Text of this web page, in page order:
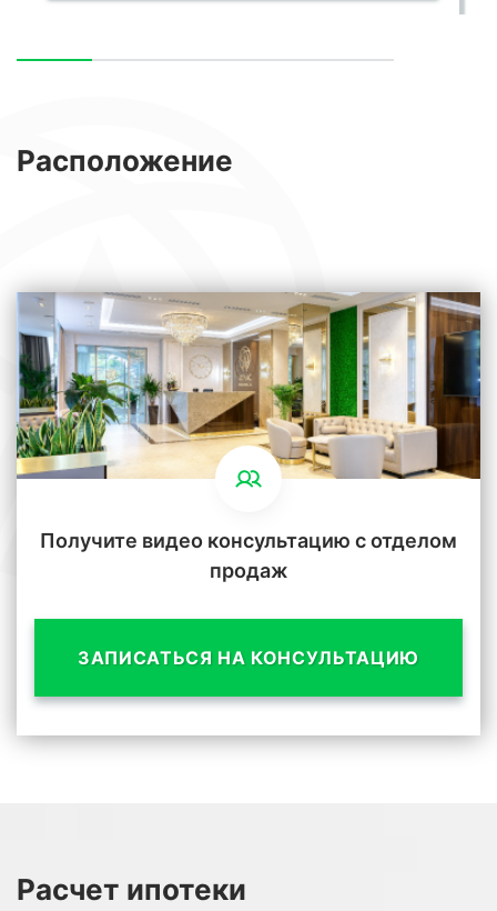
Расположение
Получите видео консультацию с отделом
продаж
ЗАПИСАТЬСЯ НА КОНСУЛЬТАЦИЮ
Расчет ипотеки